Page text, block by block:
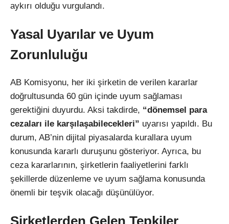
aykırı olduğu vurgulandı.
Yasal Uyarılar ve Uyum
Zorunluluğu
AB Komisyonu, her iki şirketin de verilen kararlar
doğrultusunda 60 gün içinde uyum sağlaması
gerektiğini duyurdu. Aksi takdirde, “dönemsel para
cezaları ile karşılaşabilecekleri” uyarısı yapıldı. Bu
durum, AB’nin dijital piyasalarda kurallara uyum
konusunda kararlı duruşunu gösteriyor. Ayrıca, bu
ceza kararlarının, şirketlerin faaliyetlerini farklı
şekillerde düzenleme ve uyum sağlama konusunda
önemli bir teşvik olacağı düşünülüyor.
Şirketlerden Gelen Tepkiler